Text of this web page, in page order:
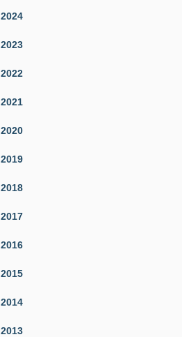
2024
2023
2022
2021
2020
2019
2018
2017
2016
2015
2014
2013